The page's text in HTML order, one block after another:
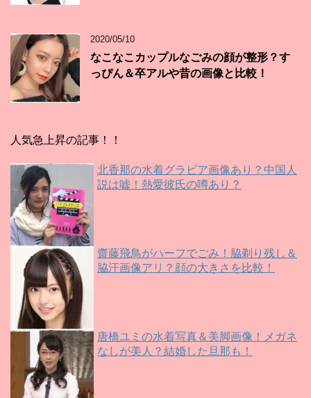
2020/05/10
なこなこカップルなごみの顔が整形？す
っぴん＆卒アルや昔の画像と比較！
人気急上昇の記事！！
北香那の水着グラビア画像あり？中国人
説は嘘！熱愛彼氏の噂あり？
齋藤飛鳥がハーフでごみ！脇剃り残し＆
脇汗画像アリ？顔の大きさを比較！
唐橋ユミの水着写真＆美脚画像！メガネ
なしが美人？結婚した旦那も！